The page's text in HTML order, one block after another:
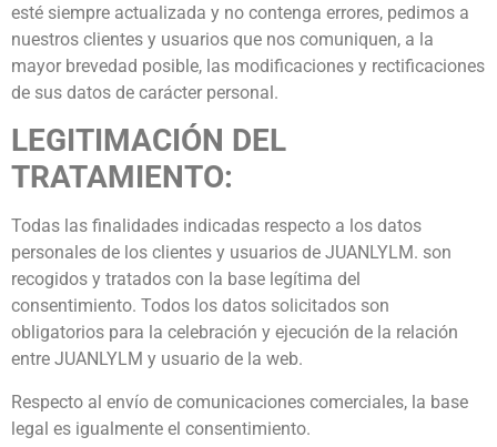
esté siempre actualizada y no contenga errores, pedimos a
nuestros clientes y usuarios que nos comuniquen, a la
mayor brevedad posible, las modificaciones y rectificaciones
de sus datos de carácter personal.
LEGITIMACIÓN DEL
TRATAMIENTO:
Todas las finalidades indicadas respecto a los datos
personales de los clientes y usuarios de JUANLYLM. son
recogidos y tratados con la base legítima del
consentimiento. Todos los datos solicitados son
obligatorios para la celebración y ejecución de la relación
entre JUANLYLM y usuario de la web.
Respecto al envío de comunicaciones comerciales, la base
legal es igualmente el consentimiento.